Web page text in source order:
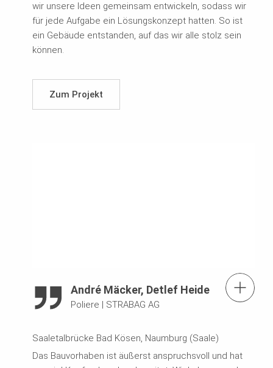
Kontaktformular
PERI Shop
wir unsere Ideen gemeinsam entwickeln, sodass wir
für jede Aufgabe ein Lösungskonzept hatten. So ist
ein Gebäude entstanden, auf das wir alle stolz sein
können.
Zum Projekt
André Mäcker, Detlef Heide
Poliere | STRABAG AG
Saaletalbrücke Bad Kösen, Naumburg (Saale)
Das Bauvorhaben ist äußerst anspruchsvoll und hat